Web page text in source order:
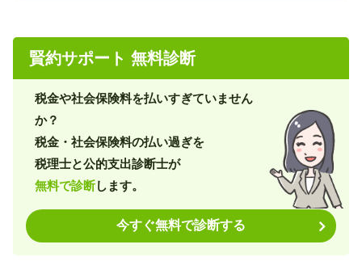
賢約サポート 無料診断
税金や社会保険料を払いすぎていません
か？
税金・社会保険料の払い過ぎを
税理士と公的支出診断士が
無料で診断します。
今すぐ無料で診断する